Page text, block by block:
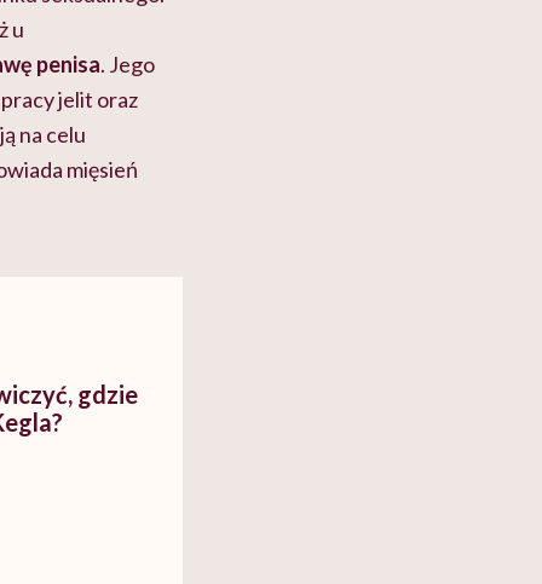
u
penisa. Jego
jelit oraz
na celu
mięsień
gdzie